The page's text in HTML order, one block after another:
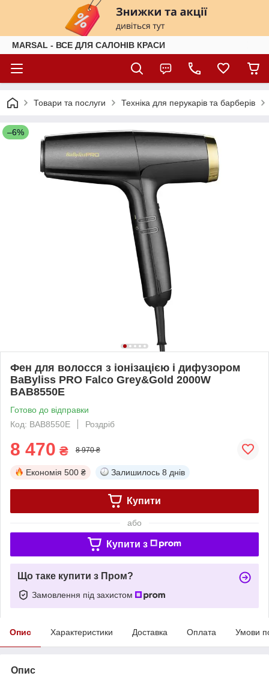
MARSAL - ВСЕ ДЛЯ САЛОНІВ КРАСИ
Товари та послуги Техніка для перукарів та барберів
–6%
Фен для волосся з іонізацією і дифузором
BaByliss PRO Falco Grey&Gold 2000W
BAB8550E
Готово до відправки
Код: BAB8550E
Роздріб
8 470 ₴ 8 970 ₴
Економія 500 ₴ Залишилось 8 днів
Купити
або
Купити з
Що таке купити з Пром?
Замовлення під захистом
Опис Характеристики Доставка Оплата Умови
Опис